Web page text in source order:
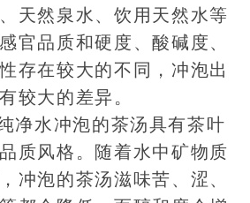
天然泉水、饮用天然水等
官品质和硬度、酸碱度、
存在较大的不同，冲泡出
较大的差异。
净水冲泡的茶汤具有茶叶
质风格。随着水中矿物质
冲泡的茶汤滋味苦、涩、